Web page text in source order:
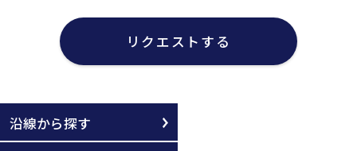
リクエストする
沿線から探す